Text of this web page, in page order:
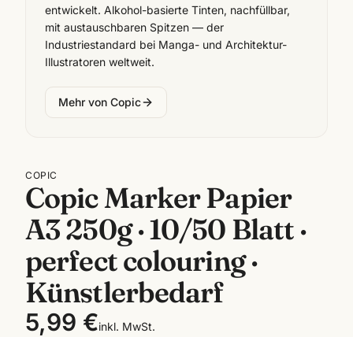
entwickelt. Alkohol-basierte Tinten, nachfüllbar,
mit austauschbaren Spitzen — der
Industriestandard bei Manga- und Architektur-
Illustratoren weltweit.
Mehr von Copic
COPIC
Copic Marker Papier
A3 250g · 10/50 Blatt ·
perfect colouring ·
Künstlerbedarf
5,99 €inkl. MwSt.